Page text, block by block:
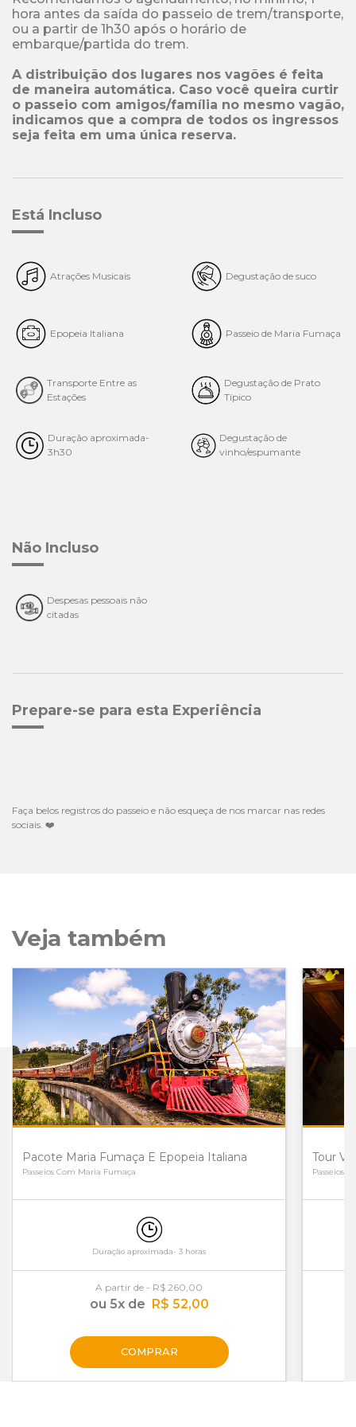
hora antes da saída do passeio de trem/transporte,
ou a partir de 1h30 após o horário de
embarque/partida do trem.
A distribuição dos lugares nos vagões é feita
de maneira automática. Caso você queira curtir
o passeio com amigos/família no mesmo vagão,
indicamos que a compra de todos os ingressos
seja feita em uma única reserva.
Está Incluso
Atrações Musicais Degustação de suco
Epopeia Italiana Passeio de Maria Fumaça
Transporte Entre as
Estações
Degustação de Prato
Típico
Duração aproximada-
3h30
Degustação de
vinho/espumante
Não Incluso
Despesas pessoais não
citadas
Prepare-se para esta Experiência
Faça belos registros do passeio e não esqueça de nos marcar nas redes
sociais. ❤
Veja também
Pacote Maria Fumaça E Epopeia Italiana
Passeios Com Maria Fumaça
Duração aproximada- 3 horas
A partir de - R$ 260,00
ou 5x de R$ 52,00
COMPRAR
Tour
Passeios